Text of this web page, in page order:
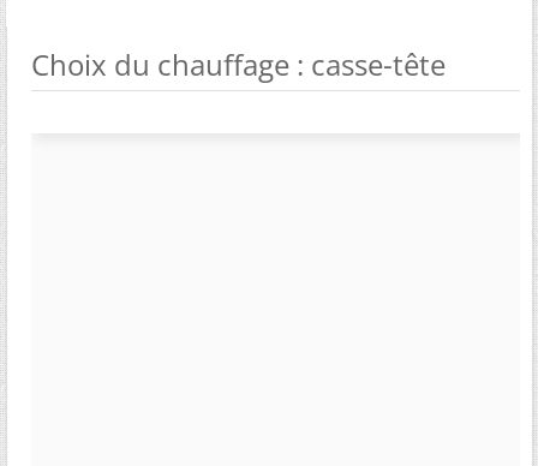
Choix du chauffage : casse-tête